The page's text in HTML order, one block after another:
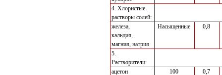
4. Хлористые
растворы солей:
железа,
кальция,
магния, натрия
Насыщенные 0,8
5.
Растворители:
ацетон
100
0,7